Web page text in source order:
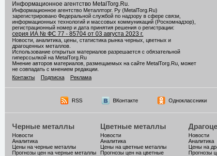
Информационное агентство MetalTorg.Ru
Информационное агентство Металлторг. Ру (MetalTorg.Ru)
зарегистрировано Федеральной службой по надзору в сфере связи,
информационных технологий и массовых коммуникаций (Роскомнадзор),
регистрационный номер и дата принятия решения о регистрации:
серия ИА № ФС 77 - 85704 от 03 августа 2023 г.
Новости, аналитика, цены, статистика рынка черных, цветных и
драгоценных металлов.
Использование открытых материалов разрешается с обязательной
гиперссылкой на MetalTorg.Ru
Мнение авторов материалов, размещаемых на сайте MetalTorg.Ru, может
не совпадать с мнением редакции.
Контакты
Подписка Реклама
RSS ВКонтакте Одноклассники
Черные металлы
Новости
Аналитика
Цены на черные металлы
Прогнозы цен на черные металлы
Цветные металлы
Новости
Аналитика
Цены на цветные металлы
Прогнозы цен на цветные
Новости
Аналитика
Цены на
Прогнозы